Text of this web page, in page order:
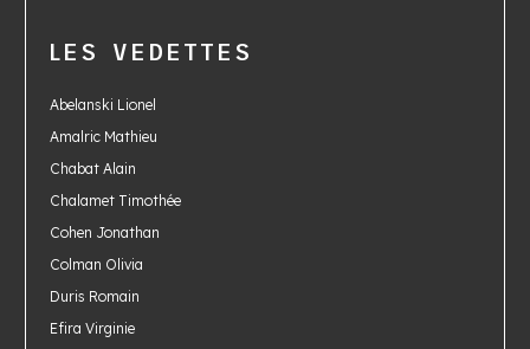
LES VEDETTES
Abelanski Lionel
Amalric Mathieu
Chabat Alain
Chalamet Timothée
Cohen Jonathan
Colman Olivia
Duris Romain
Efira Virginie